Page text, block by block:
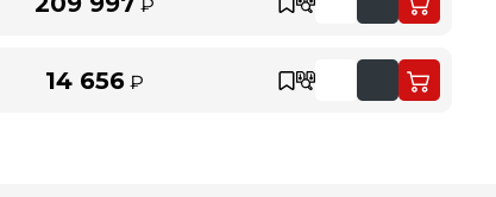
₽
14 656₽